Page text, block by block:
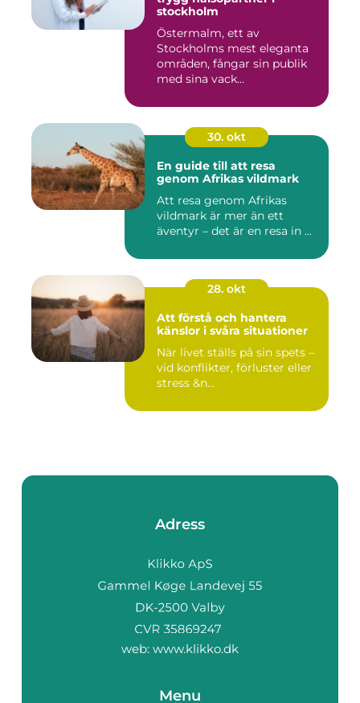
stockholm
Östermalm, ett av
Stockholms mest eleganta
områden, fångar sin publik
med sina vack...
30. okt
En guide till att resa
genom Afrikas vildmark
Att resa genom Afrikas
vildmark är mer än ett
äventyr – det är en resa in ...
28. okt
Att förstå och hantera
känslor i svåra situationer
När livet ställs på sin spets –
vid konflikter, förluster eller
stress &n...
Adress
web: www.klikko.dk
Menu